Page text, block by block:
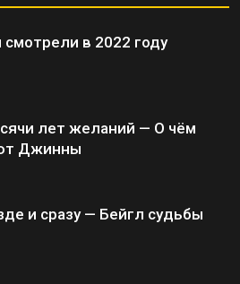
в 2022 году
лет желаний — О чём
Джинны
и сразу — Бейгл судьбы